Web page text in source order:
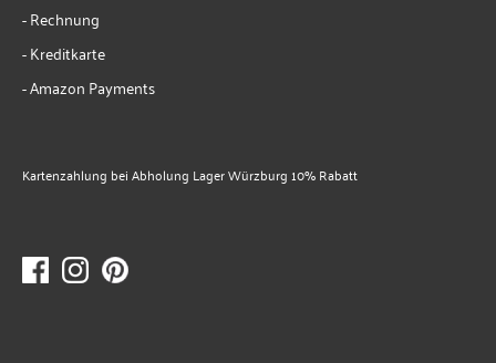
- Rechnung
- Kreditkarte
- Amazon Payments
Kartenzahlung bei Abholung Lager Würzburg 10% Rabatt